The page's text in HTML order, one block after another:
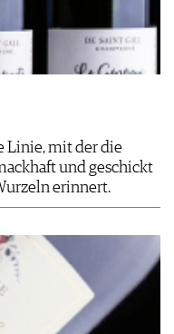
Linie, mit der die
und geschickt
erinnert.